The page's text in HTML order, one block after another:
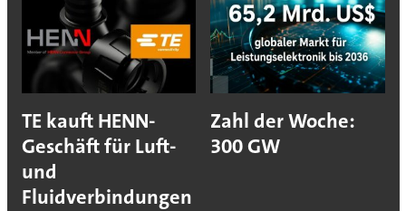
TE kauft HENN-
Geschäft für Luft-
und
Fluidverbindungen
Zahl der Woche:
300 GW